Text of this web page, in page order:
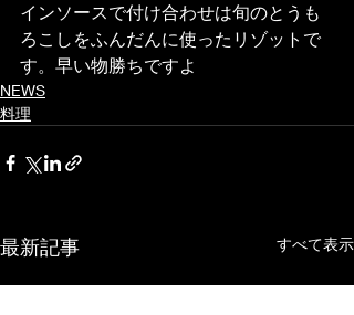
インソースで付け合わせは旬のとうも
ろこしをふんだんに使ったリゾットで
す。早い物勝ちですよ
NEWS
料理
最新記事 すべて表示